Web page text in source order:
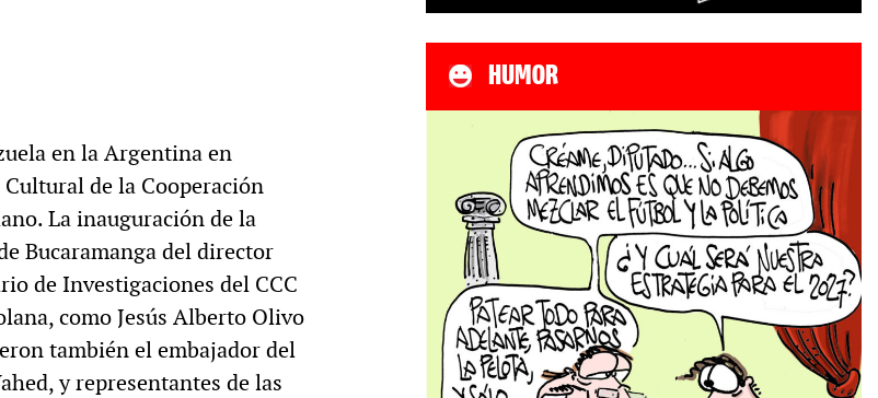
en la Argentina en
de la Cooperación
La inauguración de la
Bucaramanga del director
de Investigaciones del CCC
como Jesús Alberto Olivo
también el embajador del
y representantes de las
HUMOR